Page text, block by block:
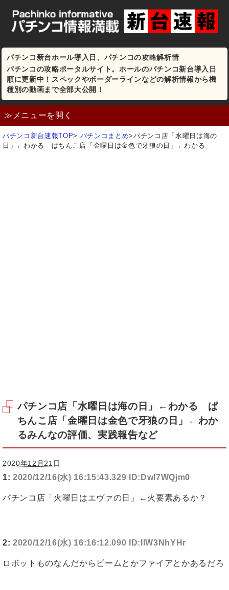
パチンコ新台ホール導入日、パチンコの攻略解析情
パチンコの攻略ポータルサイト。ホールのパチンコ新台導入日
順に更新中！スペックやボーダーラインなどの解析情報から機
種別の動画まで全部大公開！
≫メニューを開く
パチンコ新台速報TOP> パチンコまとめ>パチンコ店「水曜日は海の
日」←わかる ぱちんこ店「金曜日は金色で牙狼の日」←わかる
パチンコ店「水曜日は海の日」←わかる ぱ
ちんこ店「金曜日は金色で牙狼の日」←わか
るみんなの評価、実践報告など
2020年12月21日
1: 2020/12/16(水) 16:15:43.329 ID:Dwl7WQjm0
パチンコ店「火曜日はエヴァの日」←火要素あるか？
2: 2020/12/16(水) 16:16:12.090 ID:IlW3NhYHr
ロボットものなんだからビームとかファイアとかあるだろ